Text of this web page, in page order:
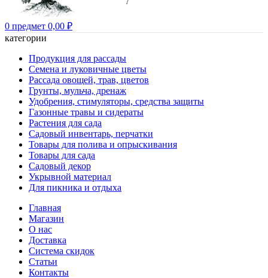
0 предмет 0,00 ₽
категории
Продукция для рассады
Семена и луковичные цветы
Рассада овощей, трав, цветов
Грунты, мульча, дренаж
Удобрения, стимуляторы, средства защиты
Газонные травы и сидераты
Растения для сада
Садовый инвентарь, перчатки
Товары для полива и опрыскивания
Товары для сада
Садовый декор
Укрывной материал
Для пикника и отдыха
Главная
Магазин
О нас
Доставка
Система скидок
Статьи
Контакты